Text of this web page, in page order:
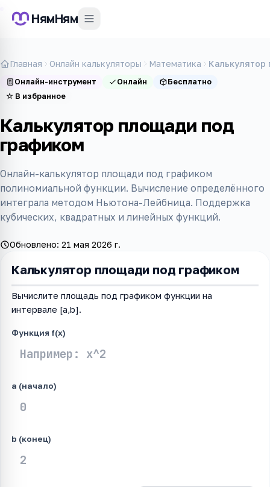
НямНям
Главная Онлайн калькуляторы Математика
Онлайн-инструмент Онлайн
Бесплатно
☆ В избранное
Калькулятор площади под
графиком
Онлайн-калькулятор площади под графиком
полиномиальной функции. Вычисление определённого
интеграла методом Ньютона-Лейбница. Поддержка
кубических, квадратных и линейных функций.
Обновлено: 21 мая 2026 г.
Калькулятор площади под графиком
Вычислите площадь под графиком функции на
интервале [a,b].
Функция f(x)
a (начало)
b (конец)